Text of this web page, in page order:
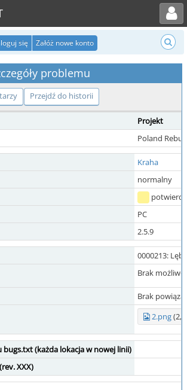
Toggle user menu
się Załóż nowe konto
problemu
Przejdź do historii
Projekt
Poland
Kraha
normalny
PC
2.5.9
0000213:
Brak
Brak
2.png
bugs.txt (każda lokacja w nowej linii)
XXX)